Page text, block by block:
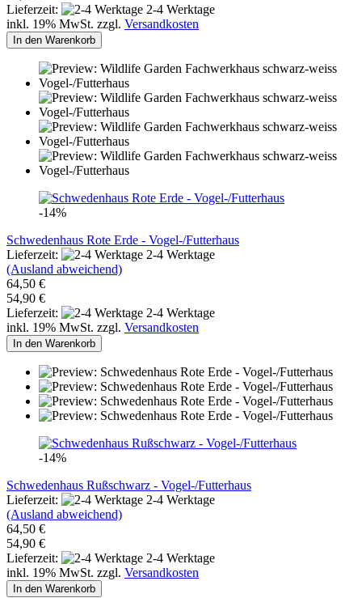
Lieferzeit:
2-4 Werktage
inkl. 19% MwSt. zzgl. Versandkosten
In den Warenkorb
-14%
Schwedenhaus Rote Erde - Vogel-/Futterhaus
Lieferzeit:
2-4 Werktage
(Ausland abweichend)
64,50 €
54,90 €
Lieferzeit:
2-4 Werktage
inkl. 19% MwSt. zzgl. Versandkosten
In den Warenkorb
-14%
Schwedenhaus Rußschwarz - Vogel-/Futterhaus
Lieferzeit:
2-4 Werktage
(Ausland abweichend)
64,50 €
54,90 €
Lieferzeit:
2-4 Werktage
inkl. 19% MwSt. zzgl. Versandkosten
In den Warenkorb